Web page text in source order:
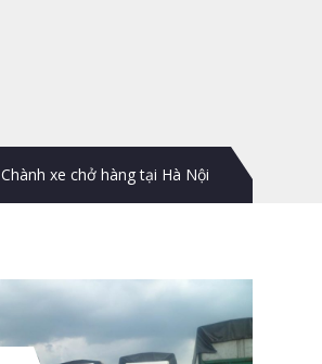
Chành xe chở hàng tại Hà Nội